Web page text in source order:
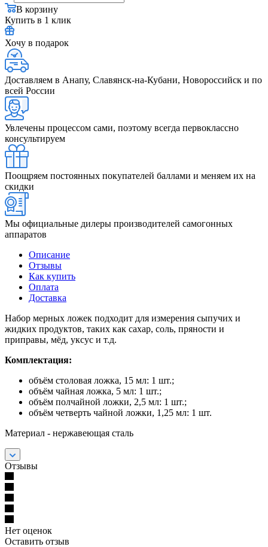
В корзину
Купить в 1 клик
Хочу в подарок
Доставляем в Анапу, Славянск-на-Кубани, Новороссийск и по
всей России
Увлечены процессом сами, поэтому всегда первоклассно
консультируем
Поощряем постоянных покупателей баллами и меняем их на
скидки
Мы официальные дилеры производителей самогонных
аппаратов
Описание
Отзывы
Как купить
Оплата
Доставка
Набор мерных ложек подходит для измерения сыпучих и
жидких продуктов, таких как сахар, соль, пряности и
приправы, мёд, уксус и т.д.
Комплектация:
объём столовая ложка, 15 мл: 1 шт.;
объём чайная ложка, 5 мл: 1 шт.;
объём полчайной ложки, 2,5 мл: 1 шт.;
объём четверть чайной ложки, 1,25 мл: 1 шт.
Материал - нержавеющая сталь
Отзывы
Нет оценок
Оставить отзыв